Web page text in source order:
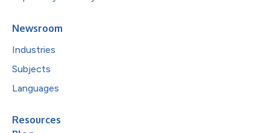
Newsroom
Industries
Subjects
Languages
Resources